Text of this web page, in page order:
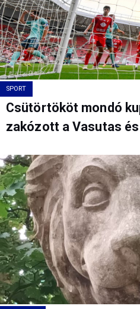
SPORT
Csütörtököt mondó
zakózott a Vasutas és